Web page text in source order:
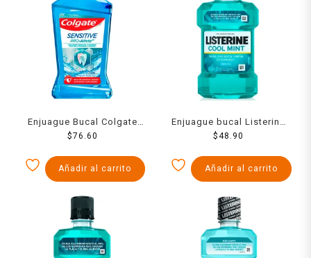
Enjuague Bucal Colgate
Sensitive Pro-Alivio
ml
$76.60
Añadir al carrito
Enjuague bucal Listerine
Cool Mint menta 180 ml
$48.90
Añadir al carrito